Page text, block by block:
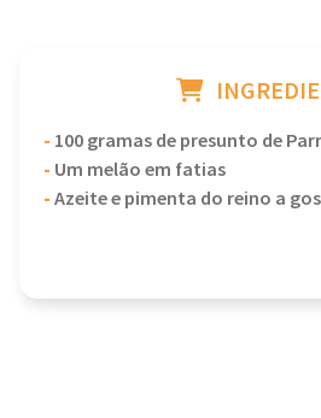
- 100 gramas de presunto de
- Um melão em fatias
-Azeite e pimenta do reino a